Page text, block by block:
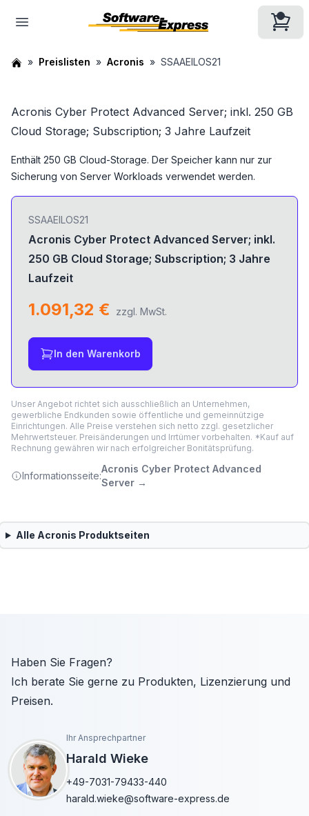
Preislisten Acronis SSAAEILOS21
Acronis Cyber Protect Advanced Server; inkl. 250 GB
Cloud Storage; Subscription; 3 Jahre Laufzeit
Enthält 250 GB Cloud-Storage. Der Speicher kann nur zur
Sicherung von Server Workloads verwendet werden.
SSAAEILOS21
Acronis Cyber Protect Advanced Server; inkl.
250 GB Cloud Storage; Subscription; 3 Jahre
Laufzeit
1.091,32 € zzgl. MwSt.
In den Warenkorb
Unser Angebot richtet sich ausschließlich an Unternehmen,
gewerbliche Endkunden sowie öffentliche und gemeinnützige
Einrichtungen. Alle Preise verstehen sich netto zzgl. gesetzlicher
Mehrwertsteuer. Preisänderungen und Irrtümer vorbehalten. *Kauf auf
Rechnung gewähren wir nach erfolgreicher Bonitätsprüfung.
Informationsseite:
Acronis Cyber Protect Advanced
Server →
Alle Acronis Produktseiten
Haben Sie Fragen?
Ich berate Sie gerne zu Produkten, Lizenzierung und
Preisen.
Ihr Ansprechpartner
Harald Wieke
+49-7031-79433-440
harald.wieke@software-express.de